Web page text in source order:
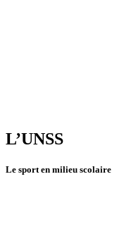
L’UNSS
Le sport en milieu scolaire